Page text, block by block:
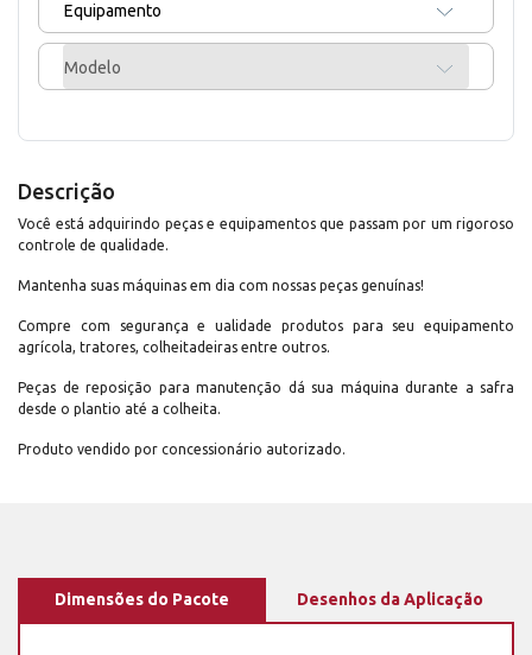
Equipamento
Modelo
Descrição
Você está adquirindo peças e equipamentos que passam por um rigoroso
controle de qualidade.
Mantenha suas máquinas em dia com nossas peças genuínas!
Compre com segurança e ualidade produtos para seu equipamento
agrícola, tratores, colheitadeiras entre outros.
Peças de reposição para manutenção dá sua máquina durante a safra
desde o plantio até a colheita.
Produto vendido por concessionário autorizado.
Dimensões do Pacote Desenhos da Aplicação